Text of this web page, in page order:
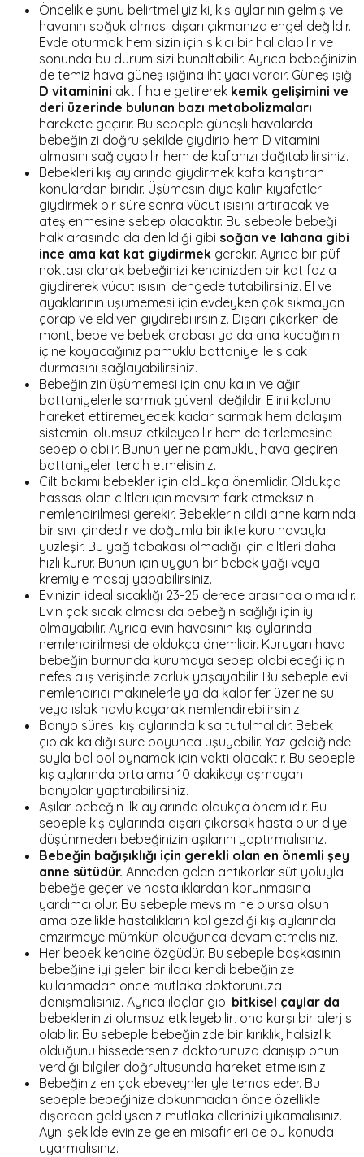
Öncelikle şunu belirtmeliyiz ki, kış aylarının gelmiş ve
havanın soğuk olması dışarı çıkmanıza engel değildir.
Evde oturmak hem sizin için sıkıcı bir hal alabilir ve
sonunda bu durum sizi bunaltabilir. Ayrıca bebeğinizin
de temiz hava güneş ışığına ihtiyacı vardır. Güneş ışığı
D vitaminini aktif hale getirerek kemik gelişimini ve
deri üzerinde bulunan bazı metabolizmaları
harekete geçirir. Bu sebeple güneşli havalarda
bebeğinizi doğru şekilde giydirip hem D vitamini
almasını sağlayabilir hem de kafanızı dağıtabilirsiniz.
Bebekleri kış aylarında giydirmek kafa karıştıran
konulardan biridir. Üşümesin diye kalın kıyafetler
giydirmek bir süre sonra vücut ısısını artıracak ve
ateşlenmesine sebep olacaktır. Bu sebeple bebeği
halk arasında da denildiği gibi soğan ve lahana gibi
ince ama kat kat giydirmek gerekir. Ayrıca bir püf
noktası olarak bebeğinizi kendinizden bir kat fazla
giydirerek vücut ısısını dengede tutabilirsiniz. El ve
ayaklarının üşümemesi için evdeyken çok sıkmayan
çorap ve eldiven giydirebilirsiniz. Dışarı çıkarken de
mont, bebe ve bebek arabası ya da ana kucağının
içine koyacağınız pamuklu battaniye ile sıcak
durmasını sağlayabilirsiniz.
Bebeğinizin üşümemesi için onu kalın ve ağır
battaniyelerle sarmak güvenli değildir. Elini kolunu
hareket ettiremeyecek kadar sarmak hem dolaşım
sistemini olumsuz etkileyebilir hem de terlemesine
sebep olabilir. Bunun yerine pamuklu, hava geçiren
battaniyeler tercih etmelisiniz.
Cilt bakımı bebekler için oldukça önemlidir. Oldukça
hassas olan ciltleri için mevsim fark etmeksizin
nemlendirilmesi gerekir. Bebeklerin cildi anne karnında
bir sıvı içindedir ve doğumla birlikte kuru havayla
yüzleşir. Bu yağ tabakası olmadığı için ciltleri daha
hızlı kurur. Bunun için uygun bir bebek yağı veya
kremiyle masaj yapabilirsiniz.
Evinizin ideal sıcaklığı 23-25 derece arasında olmalıdır.
Evin çok sıcak olması da bebeğin sağlığı için iyi
olmayabilir. Ayrıca evin havasının kış aylarında
nemlendirilmesi de oldukça önemlidir. Kuruyan hava
bebeğin burnunda kurumaya sebep olabileceği için
nefes alış verişinde zorluk yaşayabilir. Bu sebeple evi
nemlendirici makinelerle ya da kalorifer üzerine su
veya ıslak havlu koyarak nemlendirebilirsiniz.
Banyo süresi kış aylarında kısa tutulmalıdır. Bebek
çıplak kaldığı süre boyunca üşüyebilir. Yaz geldiğinde
suyla bol bol oynamak için vakti olacaktır. Bu sebeple
kış aylarında ortalama 10 dakikayı aşmayan
banyolar yaptırabilirsiniz.
Aşılar bebeğin ilk aylarında oldukça önemlidir. Bu
sebeple kış aylarında dışarı çıkarsak hasta olur diye
düşünmeden bebeğinizin aşılarını yaptırmalısınız.
Bebeğin bağışıklığı için gerekli olan en önemli şey
anne sütüdür. Anneden gelen antikorlar süt yoluyla
bebeğe geçer ve hastalıklardan korunmasına
yardımcı olur. Bu sebeple mevsim ne olursa olsun
ama özellikle hastalıkların kol gezdiği kış aylarında
emzirmeye mümkün olduğunca devam etmelisiniz.
Her bebek kendine özgüdür. Bu sebeple başkasının
bebeğine iyi gelen bir ilacı kendi bebeğinize
kullanmadan önce mutlaka doktorunuza
danışmalısınız. Ayrıca ilaçlar gibi bitkisel çaylar da
bebeklerinizi olumsuz etkileyebilir, ona karşı bir alerjisi
olabilir. Bu sebeple bebeğinizde bir kırıklık, halsizlik
olduğunu hissederseniz doktorunuza danışıp onun
verdiği bilgiler doğrultusunda hareket etmelisiniz.
Bebeğiniz en çok ebeveynleriyle temas eder. Bu
sebeple bebeğinize dokunmadan önce özellikle
dışardan geldiyseniz mutlaka ellerinizi yıkamalısınız.
Aynı şekilde evinize gelen misafirleri de bu konuda
uyarmalısınız.